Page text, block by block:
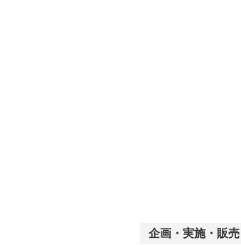
企画・実施・販売